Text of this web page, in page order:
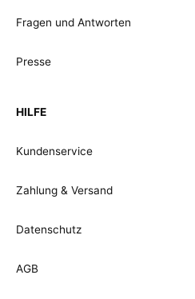
Fragen und Antworten
Presse
HILFE
Kundenservice
Zahlung & Versand
Datenschutz
AGB